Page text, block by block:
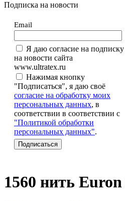
Подписка на новости
Email
Я даю согласие на подписку
на новости сайта
www.ultratex.ru
Нажимая кнопку
"Подписаться", я даю своё
согласие на обработку моих
персональных данных, в
соответствии в соответствии с
"Политикой обработки
персональных данных".
1560 нить Euron